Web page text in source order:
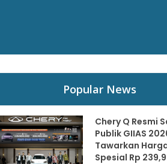
Popular News
Chery Q Resmi
Publik GIIAS
Tawarkan
Spesial Rp